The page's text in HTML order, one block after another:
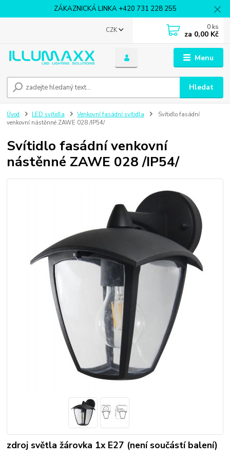
ZÁKAZNICKÁ LINKA +420 731 228 255
Menu
CZK
Hledat
0 ks
za 0,00 Kč
Úvod LED svítidla Venkovní fasádní svítidla
Svítidlo fasádní
venkovní nástěnné ZAWE 028 /IP54/
Svítidlo fasádní venkovní
nástěnné ZAWE 028 /IP54/
zdroj světla žárovka 1x E27 (není součástí balení)